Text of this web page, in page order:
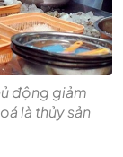
động giảm
là thủy sản